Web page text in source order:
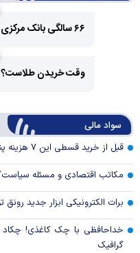
۶۶ سالگی بانک مرکزی
وقت خریدن طلاست؟
سواد مالی
قبل از خرید قسطی این ۷ هزینه پنهان را بشناسید
مکاتب اقتصادی و مسئله
برات الکترونیکی ابزار جدید
خداحافظی با چک کاغذی!
گرافیک